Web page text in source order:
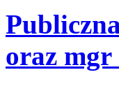
oraz mgr